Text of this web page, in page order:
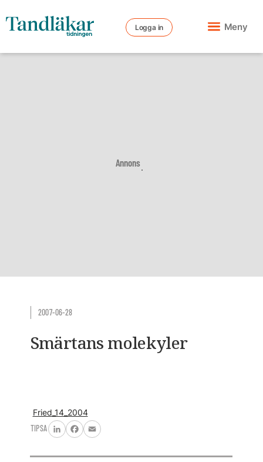
Logga in Meny
Annons
2007-06-28
Smärtans molekyler
Fried_14_2004
TIPSA
LinkedInFacebook
Email